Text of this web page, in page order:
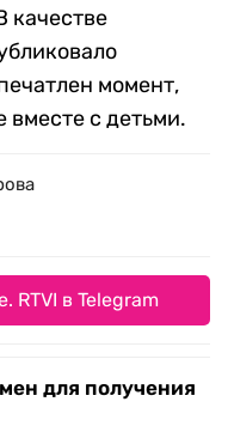
качестве
момент,
вместе с детьми.
RTVI в Telegram
для получения